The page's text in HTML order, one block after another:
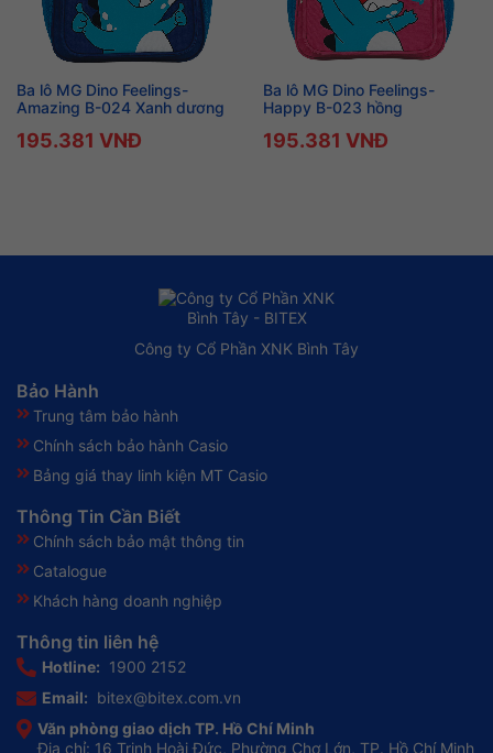
Ba lô MG Dino Feelings-
Amazing B-024 Xanh dương
195.381 VNĐ
Ba lô MG Dino Feelings-
Happy B-023 hồng
195.381 VNĐ
Công ty Cổ Phần XNK Bình Tây
Bảo Hành
Trung tâm bảo hành
Chính sách bảo hành Casio
Bảng giá thay linh kiện MT Casio
Thông Tin Cần Biết
Chính sách bảo mật thông tin
Catalogue
Khách hàng doanh nghiệp
Thông tin liên hệ
Hotline: 1900 2152
Email: bitex@bitex.com.vn
Văn phòng giao dịch TP. Hồ Chí Minh
Địa chỉ: 16 Trịnh Hoài Đức, Phường Chợ Lớn, TP. Hồ Chí Minh